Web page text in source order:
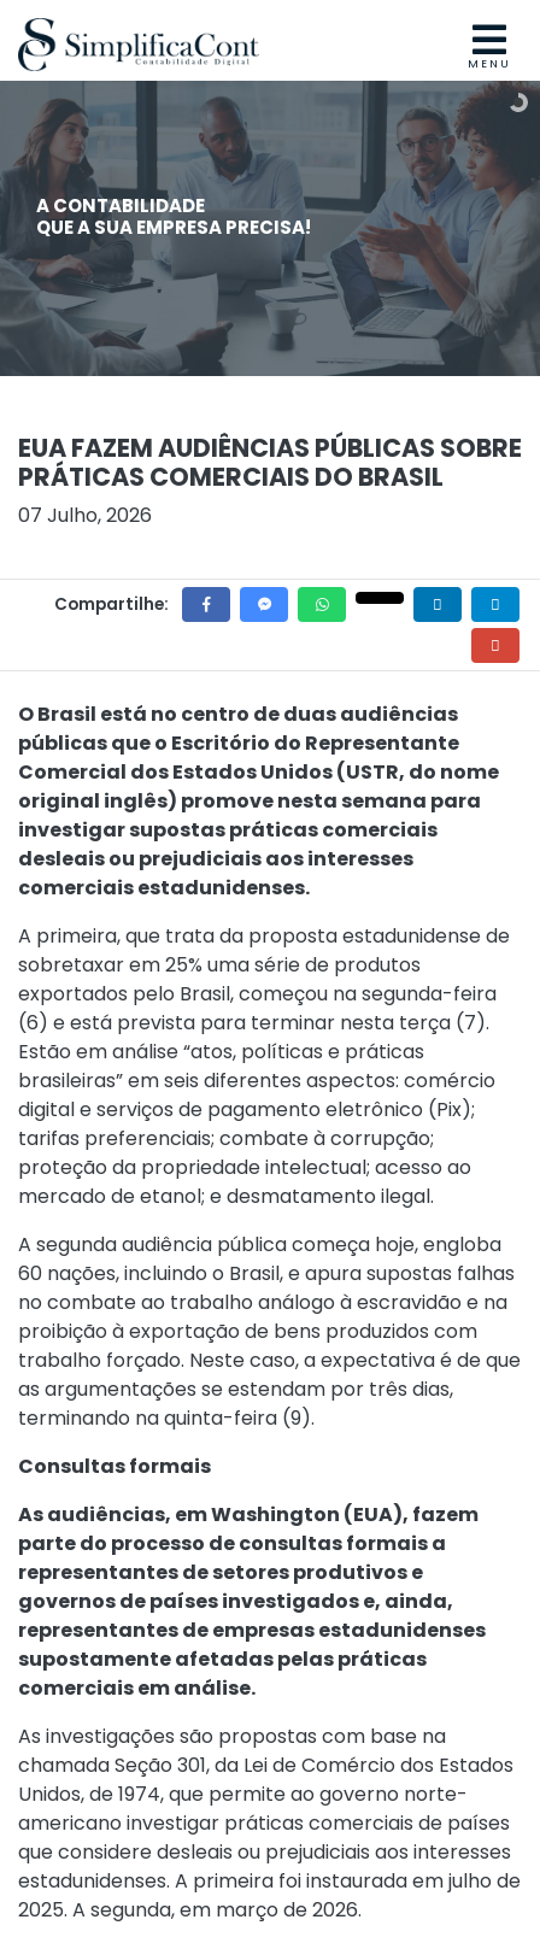
MENU
A CONTABILIDADE
QUE A SUA EMPRESA PRECISA!
EUA FAZEM AUDIÊNCIAS PÚBLICAS SOBRE
PRÁTICAS COMERCIAIS DO BRASIL
07 Julho, 2026
Compartilhe:
O Brasil está no centro de duas audiências
públicas que o Escritório do Representante
Comercial dos Estados Unidos (USTR, do nome
original inglês) promove nesta semana para
investigar supostas práticas comerciais
desleais ou prejudiciais aos interesses
comerciais estadunidenses.
A primeira, que trata da proposta estadunidense de
sobretaxar em 25% uma série de produtos
exportados pelo Brasil,começou na segunda-feira
(6) e está prevista para terminar nesta terça (7).
Estão em análise “atos, políticas e práticas
brasileiras” em seis diferentes aspectos: comércio
digital e serviços de pagamento eletrônico (Pix);
tarifas preferenciais; combate à corrupção;
proteção da propriedade intelectual; acesso ao
mercado de etanol; e desmatamento ilegal.
A segunda audiência pública começa hoje, engloba
60 nações, incluindo o Brasil, e apura supostas falhas
no combate ao trabalho análogo à escravidão e na
proibição à exportação de bens produzidos com
trabalho forçado. Neste caso, a expectativa é de que
as argumentações se estendam por três dias,
terminando na quinta-feira (9).
Consultas formais
As audiências, em Washington (EUA), fazem
parte do processo de consultas formais a
representantes de setores produtivos e
governos de países investigados e, ainda,
representantes de empresas estadunidenses
supostamente afetadas pelas práticas
comerciais em análise.
As investigações são propostas com base na
chamada Seção 301, da Lei de Comércio dos Estados
Unidos, de 1974, que permite ao governo norte-
americano investigar práticas comerciais de países
que considere desleais ou prejudiciais aos interesses
estadunidenses. A primeira foi instaurada em julho de
2025. A segunda, em março de 2026.